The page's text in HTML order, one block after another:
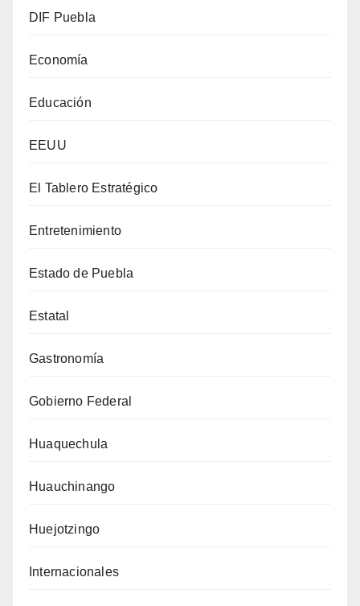
DIF Puebla
Economía
Educación
EEUU
El Tablero Estratégico
Entretenimiento
Estado de Puebla
Estatal
Gastronomía
Gobierno Federal
Huaquechula
Huauchinango
Huejotzingo
Internacionales